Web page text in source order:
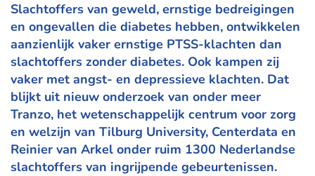
Slachtoffers van geweld, ernstige bedreigingen
en ongevallen die diabetes hebben, ontwikkelen
aanzienlijk vaker ernstige PTSS-klachten dan
slachtoffers zonder diabetes. Ook kampen zij
vaker met angst- en depressieve klachten. Dat
blijkt uit nieuw onderzoek van onder meer
Tranzo, het wetenschappelijk centrum voor zorg
en welzijn van Tilburg University, Centerdata en
Reinier van Arkel onder ruim 1300 Nederlandse
slachtoffers van ingrijpende gebeurtenissen.